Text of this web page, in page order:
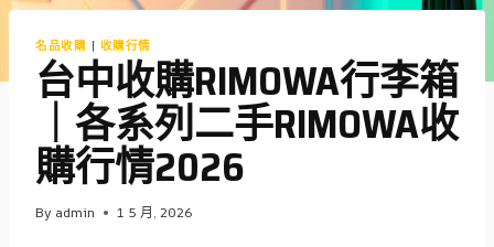
名品收購 | 收購行情
台中收購RIMOWA行李箱
｜各系列二手RIMOWA收
購行情2026
By admin 1 5 月, 2026